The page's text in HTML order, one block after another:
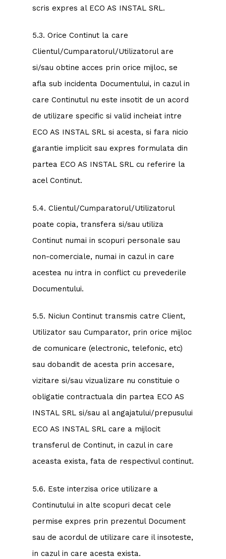
scris expres al ECO AS INSTAL SRL.
5.3. Orice Continut la care
Clientul/Cumparatorul/Utilizatorul are
si/sau obtine acces prin orice mijloc, se
afla sub incidenta Documentului, in cazul in
care Continutul nu este insotit de un acord
de utilizare specific si valid incheiat intre
ECO AS INSTAL SRL si acesta, si fara nicio
garantie implicit sau expres formulata din
partea ECO AS INSTAL SRL cu referire la
acel Continut.
5.4. Clientul/Cumparatorul/Utilizatorul
poate copia, transfera si/sau utiliza
Continut numai in scopuri personale sau
non-comerciale, numai in cazul in care
acestea nu intra in conflict cu prevederile
Documentului.
5.5. Niciun Continut transmis catre Client,
Utilizator sau Cumparator, prin orice mijloc
de comunicare (electronic, telefonic, etc)
sau dobandit de acesta prin accesare,
vizitare si/sau vizualizare nu constituie o
obligatie contractuala din partea ECO AS
INSTAL SRL si/sau al angajatului/prepusului
ECO AS INSTAL SRL care a mijlocit
transferul de Continut, in cazul in care
aceasta exista, fata de respectivul continut.
5.6. Este interzisa orice utilizare a
Continutului in alte scopuri decat cele
permise expres prin prezentul Document
sau de acordul de utilizare care il insoteste,
in cazul in care acesta exista.